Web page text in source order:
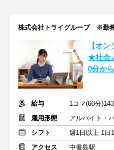
株式会社トライグループ ※勤
【オ
★社会
0分か
給与
1コマ(60分
雇用形態
アルバイト・
シフト
週1日以上 1日
アクセス
中書島駅